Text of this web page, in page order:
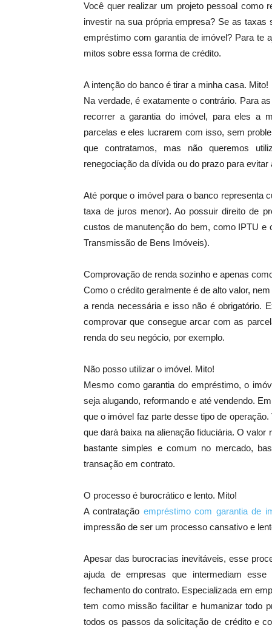
Você quer realizar um projeto pessoal como
investir na sua própria empresa? Se as
empréstimo com garantia de imóvel? Para te
mitos sobre essa forma de crédito.
A intenção do banco é tirar a minha casa. Mito!
Na verdade, é exatamente o contrário. Para
recorrer a garantia do imóvel, para eles a
parcelas e eles lucrarem com isso, sem
que contratamos, mas não queremos
renegociação da dívida ou do prazo para
Até porque o imóvel para o banco representa
taxa de juros menor). Ao possuir direito de
custos de manutenção do bem, como IPTU
Transmissão de Bens Imóveis).
Comprovação de renda sozinho e apenas
Como o crédito geralmente é de alto valor,
a renda necessária e isso não é obrigatório.
comprovar que consegue arcar com as
renda do seu negócio, por exemplo.
Não posso utilizar o imóvel. Mito!
Mesmo como garantia do empréstimo, o
seja alugando, reformando e até vendendo.
que o imóvel faz parte desse tipo de
que dará baixa na alienação fiduciária. O valor
bastante simples e comum no mercado,
transação em contrato.
O processo é burocrático e lento. Mito!
A contratação empréstimo com garantia de
impressão de ser um processo cansativo e
Apesar das burocracias inevitáveis, esse
ajuda de empresas que intermediam
fechamento do contrato. Especializada em
tem como missão facilitar e humanizar todo
todos os passos da solicitação de crédito e